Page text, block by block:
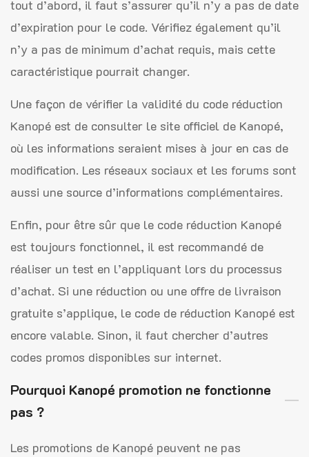
tout d’abord, il faut s’assurer qu’il n’y a pas de date
d’expiration pour le code. Vérifiez également qu’il
n’y a pas de minimum d’achat requis, mais cette
caractéristique pourrait changer.
Une façon de vérifier la validité du code réduction
Kanopé est de consulter le site officiel de Kanopé,
où les informations seraient mises à jour en cas de
modification. Les réseaux sociaux et les forums sont
aussi une source d’informations complémentaires.
Enfin, pour être sûr que le code réduction Kanopé
est toujours fonctionnel, il est recommandé de
réaliser un test en l’appliquant lors du processus
d’achat. Si une réduction ou une offre de livraison
gratuite s’applique, le code de réduction Kanopé est
encore valable. Sinon, il faut chercher d’autres
codes promos disponibles sur internet.
Pourquoi Kanopé promotion ne fonctionne
pas ?
Les promotions de Kanopé peuvent ne pas